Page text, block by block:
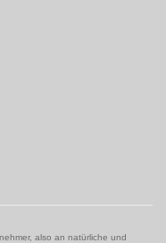
also an natürliche und